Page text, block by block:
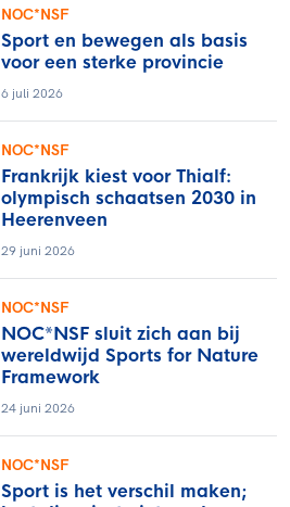
NOC*NSF
Sport en bewegen als basis
voor een sterke provincie
6 juli 2026
NOC*NSF
Frankrijk kiest voor Thialf:
olympisch schaatsen 2030 in
Heerenveen
29 juni 2026
NOC*NSF
NOC*NSF sluit zich aan bij
wereldwijd Sports for Nature
Framework
24 juni 2026
NOC*NSF
Sport is het verschil maken;